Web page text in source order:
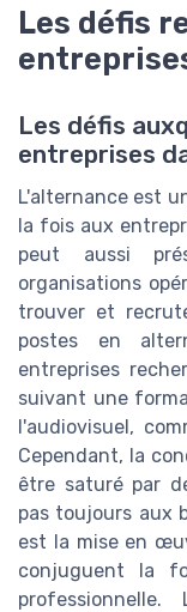
Les défis
Les défis
entreprises
L'alternance est
la fois aux
peut aussi
organisations
trouver et
postes en
entreprises
suivant une
l'audiovisuel,
Cependant, la
être saturé par
pas toujours aux
est la mise en
conjuguent la